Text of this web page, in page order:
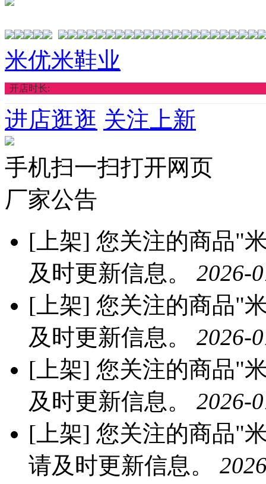
米优米鞋业
开店时长:
进店逛逛 关注上新
手机扫一扫打开网页
厂家公告
[上架] 您关注的商品"
及时更新信息。 2026-
[上架] 您关注的商品"
及时更新信息。 2026-
[上架] 您关注的商品"
及时更新信息。 2026-
[上架] 您关注的商品"
请及时更新信息。